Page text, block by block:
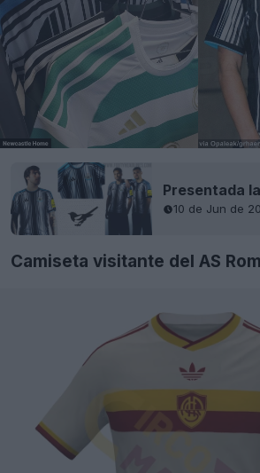
10 de Jun de
Camiseta visitante del AS